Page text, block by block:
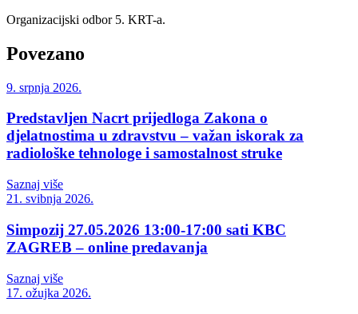
Organizacijski odbor 5. KRT-a.
Povezano
9. srpnja 2026.
Predstavljen Nacrt prijedloga Zakona o
djelatnostima u zdravstvu – važan iskorak za
radiološke tehnologe i samostalnost struke
Saznaj više
21. svibnja 2026.
Simpozij 27.05.2026 13:00-17:00 sati KBC
ZAGREB – online predavanja
Saznaj više
17. ožujka 2026.